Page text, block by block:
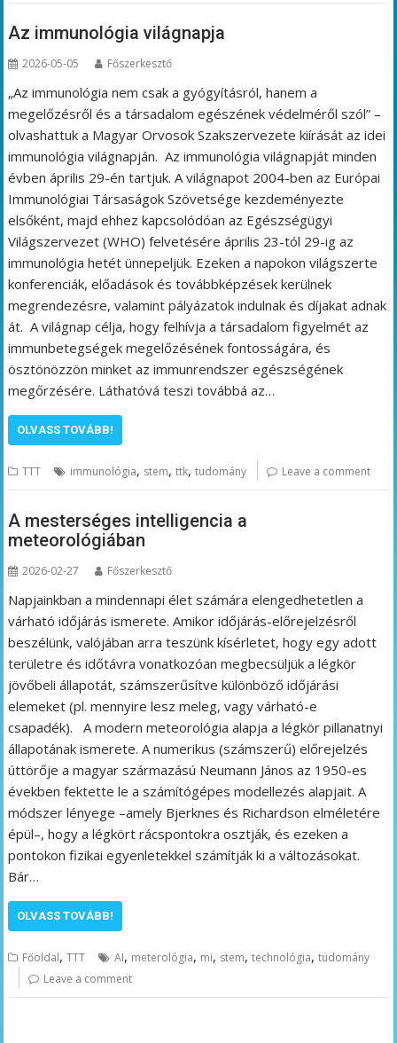
Az immunológia világnapja
2026-05-05 Főszerkesztő
„Az immunológia nem csak a gyógyításról, hanem a
megelőzésről és a társadalom egészének védelméről szól” –
olvashattuk a Magyar Orvosok Szakszervezete kiírását az idei
immunológia világnapján. Az immunológia világnapját minden
évben április 29-én tartjuk. A világnapot 2004-ben az Európai
Immunológiai Társaságok Szövetsége kezdeményezte
elsőként, majd ehhez kapcsolódóan az Egészségügyi
Világszervezet (WHO) felvetésére április 23-tól 29-ig az
immunológia hetét ünnepeljük. Ezeken a napokon világszerte
konferenciák, előadások és továbbképzések kerülnek
megrendezésre, valamint pályázatok indulnak és díjakat adnak
át. A világnap célja, hogy felhívja a társadalom figyelmét az
immunbetegségek megelőzésének fontosságára, és
ösztönözzön minket az immunrendszer egészségének
megőrzésére. Láthatóvá teszi továbbá az…
OLVASS TOVÁBB!
TTT immunológia, stem,ttk,tudomány Leave a comment
A mesterséges intelligencia a
meteorológiában
2026-02-27 Főszerkesztő
Napjainkban a mindennapi élet számára elengedhetetlen a
várható időjárás ismerete. Amikor időjárás-előrejelzésről
beszélünk, valójában arra teszünk kísérletet, hogy egy adott
területre és időtávra vonatkozóan megbecsüljük a légkör
jövőbeli állapotát, számszerűsítve különböző időjárási
elemeket (pl. mennyire lesz meleg, vagy várható-e
csapadék). A modern meteorológia alapja a légkör pillanatnyi
állapotának ismerete. A numerikus (számszerű) előrejelzés
úttörője a magyar származású Neumann János az 1950-es
években fektette le a számítógépes modellezés alapjait. A
módszer lényege –amely Bjerknes és Richardson elméletére
épül–, hogy a légkört rácspontokra osztják, és ezeken a
pontokon fizikai egyenletekkel számítják ki a változásokat.
Bár…
OLVASS TOVÁBB!
Főoldal,TTT AI, meterológia, mi, stem,technológia,tudomány
Leave a comment